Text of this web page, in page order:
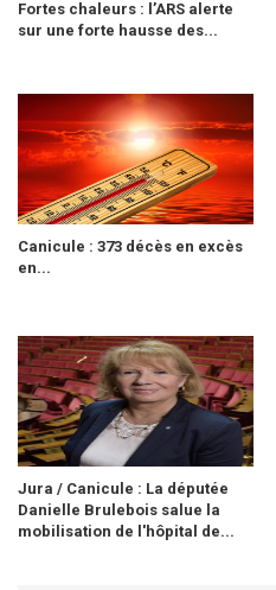
Fortes chaleurs : l’ARS alerte
sur une forte hausse des...
Canicule : 373 décès en excès
en...
Jura / Canicule : La députée
Danielle Brulebois salue la
mobilisation de l'hôpital de...